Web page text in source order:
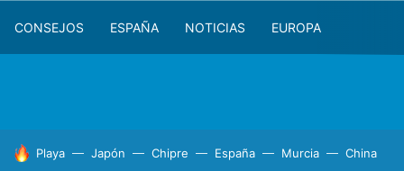
CONSEJOS ESPAÑA NOTICIAS EUROPA
HOY SE HABLA DE
Playa Japón Chipre España Murcia China